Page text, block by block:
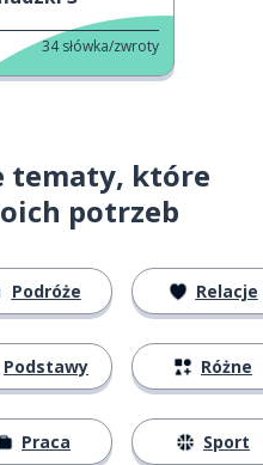
34 słówka/zwroty
tematy, które
potrzeb
Podróże
Podstawy
Praca
Relacje
Różne
Sport